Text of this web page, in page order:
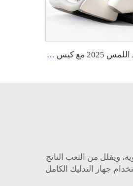
كرسي تدليك كهربائي بشري اللمس 2025 مع كيس هواء ذكي وذكاء اصطناعي ومكبر صوت وتقنية الجاذبية الصفرية وتدليك الأقدام باللفة الدوارة
ويقلل من التعب الناتج
جهاز التدليك الكامل